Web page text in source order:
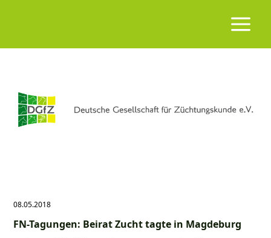
08.05.2018
FN-Tagungen: Beirat Zucht tagte in Magdeburg